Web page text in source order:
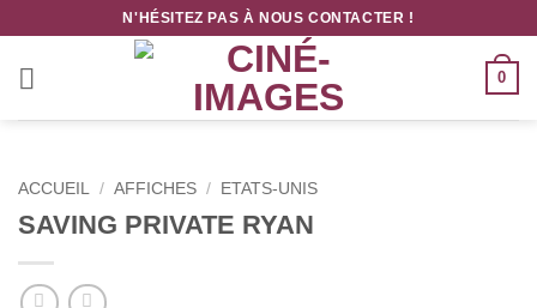
contenu
N'HÉSITEZ PAS À NOUS CONTACTER !
0
ACCUEIL / AFFICHES / ETATS-UNIS
SAVING PRIVATE RYAN